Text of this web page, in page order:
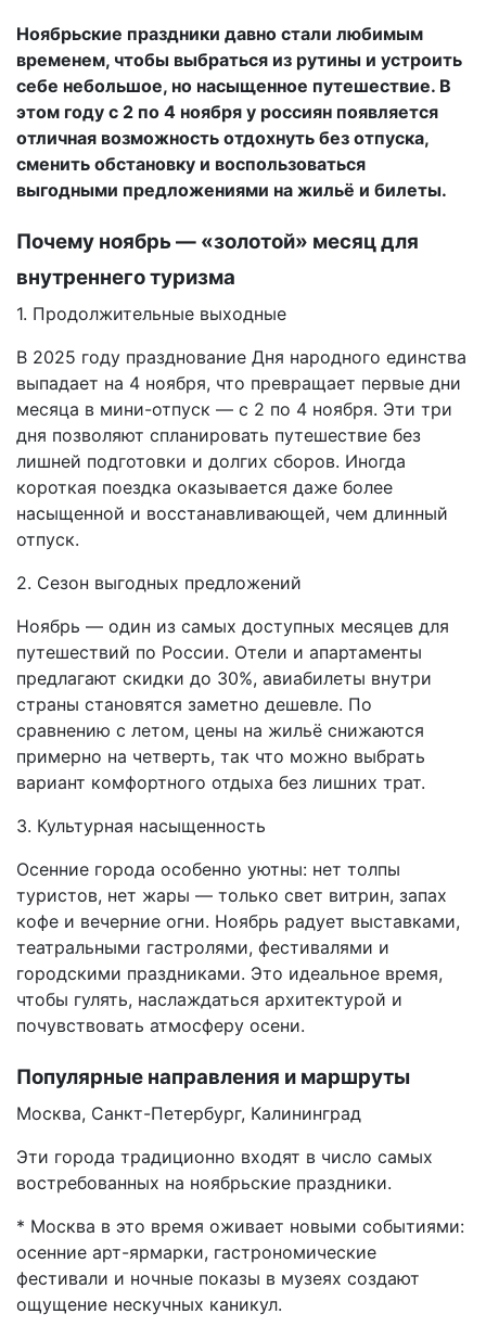
Ноябрьские праздники давно стали любимым
временем, чтобы выбраться из рутины и устроить
себе небольшое, но насыщенное путешествие. В
этом году с 2 по 4 ноября у россиян появляется
отличная возможность отдохнуть без отпуска,
сменить обстановку и воспользоваться
выгодными предложениями на жильё и билеты.
Почему ноябрь — «золотой» месяц для
внутреннего туризма
1. Продолжительные выходные
В 2025 году празднование Дня народного единства
выпадает на 4 ноября, что превращает первые дни
месяца в мини-отпуск — с 2 по 4 ноября. Эти три
дня позволяют спланировать путешествие без
лишней подготовки и долгих сборов. Иногда
короткая поездка оказывается даже более
насыщенной и восстанавливающей, чем длинный
отпуск.
2. Сезон выгодных предложений
Ноябрь — один из самых доступных месяцев для
путешествий по России. Отели и апартаменты
предлагают скидки до 30%, авиабилеты внутри
страны становятся заметно дешевле. По
сравнению с летом, цены на жильё снижаются
примерно на четверть, так что можно выбрать
вариант комфортного отдыха без лишних трат.
3. Культурная насыщенность
Осенние города особенно уютны: нет толпы
туристов, нет жары — только свет витрин, запах
кофе и вечерние огни. Ноябрь радует выставками,
театральными гастролями, фестивалями и
городскими праздниками. Это идеальное время,
чтобы гулять, наслаждаться архитектурой и
почувствовать атмосферу осени.
Популярные направления и маршруты
Москва, Санкт-Петербург, Калининград
Эти города традиционно входят в число самых
востребованных на ноябрьские праздники.
* Москва в это время оживает новыми событиями:
осенние арт-ярмарки, гастрономические
фестивали и ночные показы в музеях создают
ощущение нескучных каникул.